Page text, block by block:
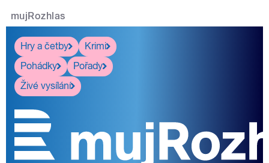
mujRozhlas
Hry a četby
Krimi
Pohádky
Pořady
Živé vysílání